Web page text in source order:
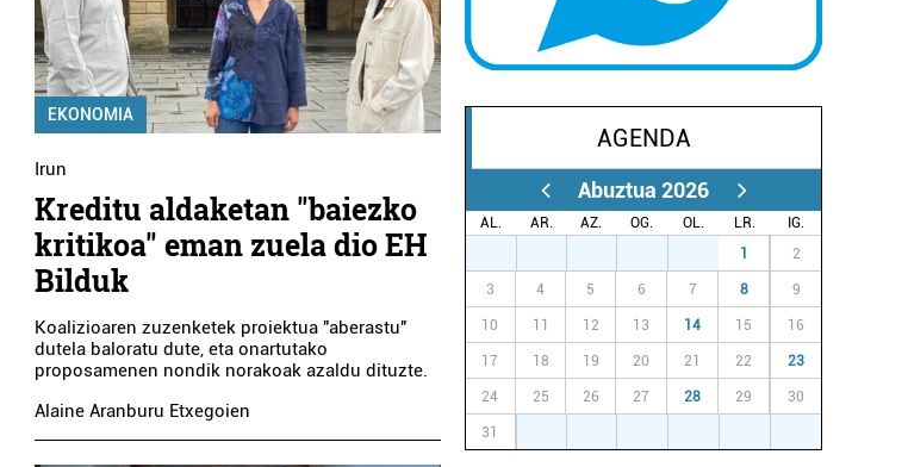
EKONOMIA
Irun
Kreditu aldaketan "baiezko
kritikoa" eman zuela dio EH
Bilduk
Koalizioaren zuzenketek proiektua "aberastu"
dutela baloratu dute, eta onartutako
proposamenen nondik norakoak azaldu dituzte.
Alaine Aranburu Etxegoien
AGENDA
Abuztua 2026
AL. AR. AZ. OG. OL. LR.
IG.
1 2
3 4 5 6 7 8 9
10 11 12 13 14 15 16
17 18 19 20 21 22 23
24 25 26 27 28 29 30
31